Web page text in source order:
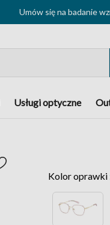
Umów się na badanie
Usługi optyczne
Kolor oprawki